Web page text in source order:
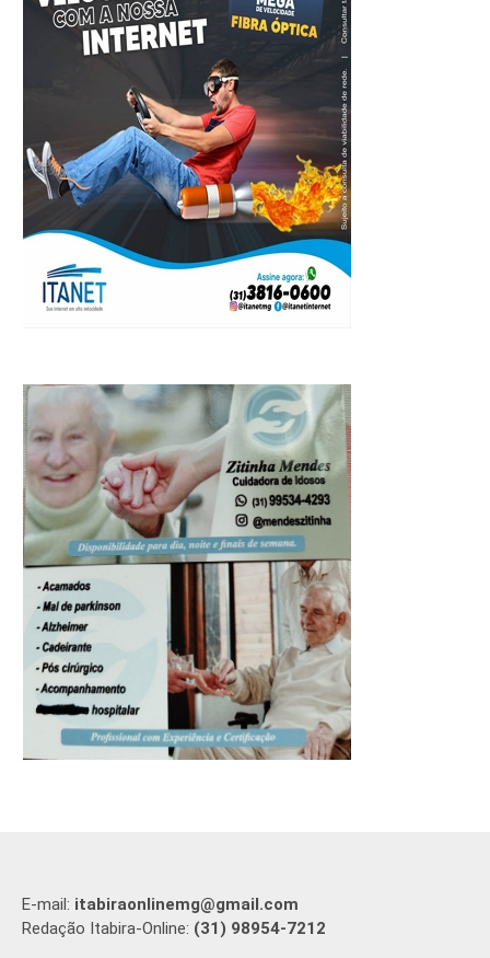
E-mail: itabiraonlinemg@gmail.com
Redação Itabira-Online: (31) 98954-7212